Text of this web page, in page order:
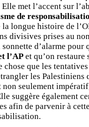
met l’accent sur
de
longue histoire de
divisives prises au
d’alarme pour
l’AP et qu’on restaure
chose que les
les Palestiniens
non seulement
suggère également
afin de parvenir à cette